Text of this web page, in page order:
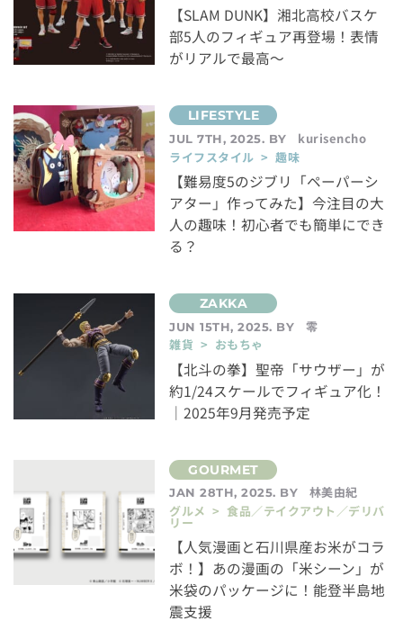
【SLAM DUNK】湘北高校バスケ
部5人のフィギュア再登場！表情
がリアルで最高～
JUL 7TH, 2025. BY
kurisencho
ライフスタイル > 趣味
【難易度5のジブリ「ペーパーシ
アター」作ってみた】今注目の大
人の趣味！初心者でも簡単にでき
る？
JUN 15TH, 2025. BY
零
雑貨 > おもちゃ
【北斗の拳】聖帝「サウザー」が
約1/24スケールでフィギュア化！
｜2025年9月発売予定
JAN 28TH, 2025. BY
林美由紀
グルメ > 食品／テイクアウト／デリバ
リー
【人気漫画と石川県産お米がコラ
ボ！】あの漫画の「米シーン」が
米袋のパッケージに！能登半島地
震支援